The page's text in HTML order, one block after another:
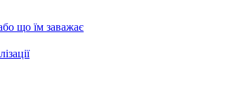
що їм заважає